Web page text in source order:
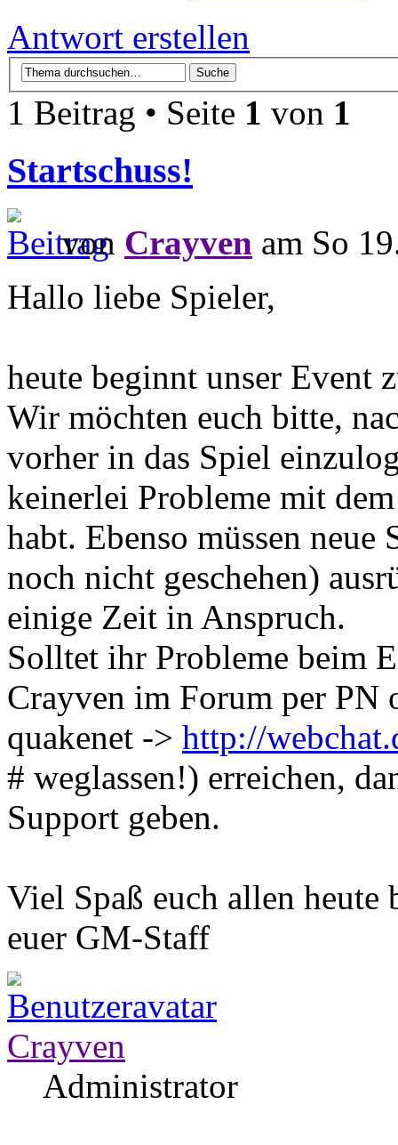
Antwort erstellen
1 Beitrag • Seite 1 von 1
Startschuss!
von Crayven am So
Hallo liebe Spieler,
heute beginnt unser Event
Wir möchten euch bitte,
vorher in das Spiel
keinerlei Probleme mit
habt. Ebenso müssen
noch nicht geschehen)
einige Zeit in Anspruch.
Solltet ihr Probleme beim
Crayven im Forum per PN
quakenet -> http://
# weglassen!) erreichen,
Support geben.
Viel Spaß euch allen heute
euer GM-Staff
Crayven
Administrator